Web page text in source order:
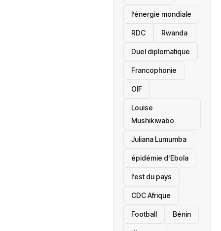
l’énergie mondiale
RDC Rwanda
Duel diplomatique
Francophonie
OIF
Louise
Mushikiwabo
Juliana Lumumba
épidémie d’Ebola
l’est du pays
CDC Afrique
Football Bénin